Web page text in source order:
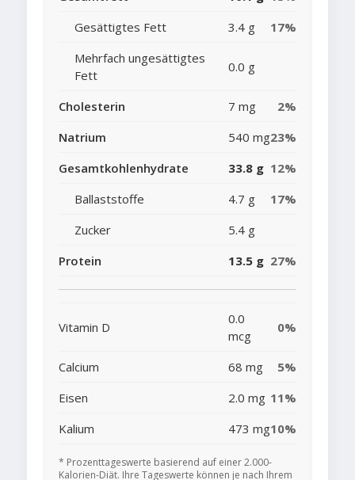
Gesättigtes Fett
3.4 g
17%
Mehrfach ungesättigtes
Fett
0.0 g
Cholesterin 7 mg
2%
Natrium
540 mg23%
Gesamtkohlenhydrate
33.8 g 12%
Ballaststoffe
4.7 g
17%
Zucker
5.4 g
Protein
13.5 g 27%
Vitamin D
0.0
mcg
0%
Calcium 68 mg
5%
Eisen
2.0 mg 11%
Kalium
473 mg10%
* Prozenttageswerte basierend auf einer 2.000-
Kalorien-Diät. Ihre Tageswerte können je nach Ihrem